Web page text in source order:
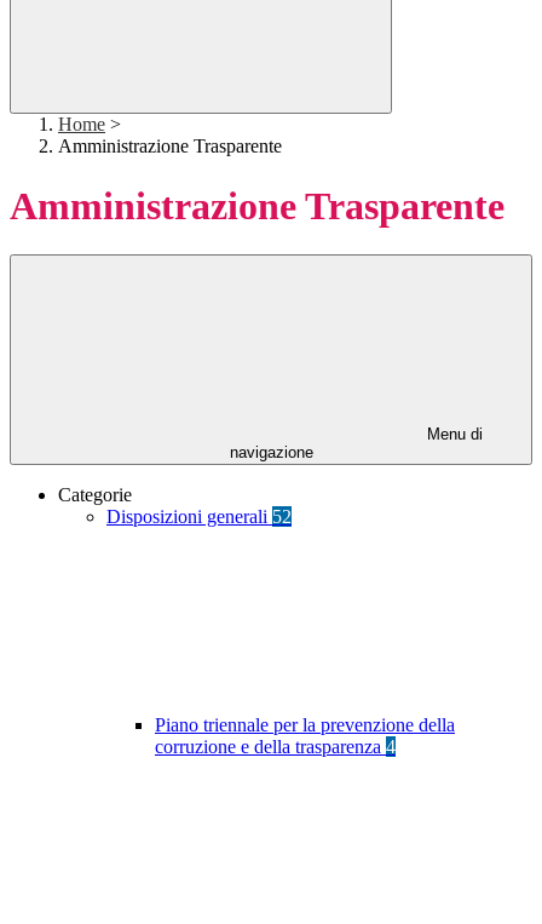
Home >
Amministrazione Trasparente
Amministrazione Trasparente
Menu di
navigazione
Categorie
Disposizioni generali 52
Piano triennale per la prevenzione della
corruzione e della trasparenza 4